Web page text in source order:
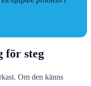
för steg
Om den känns